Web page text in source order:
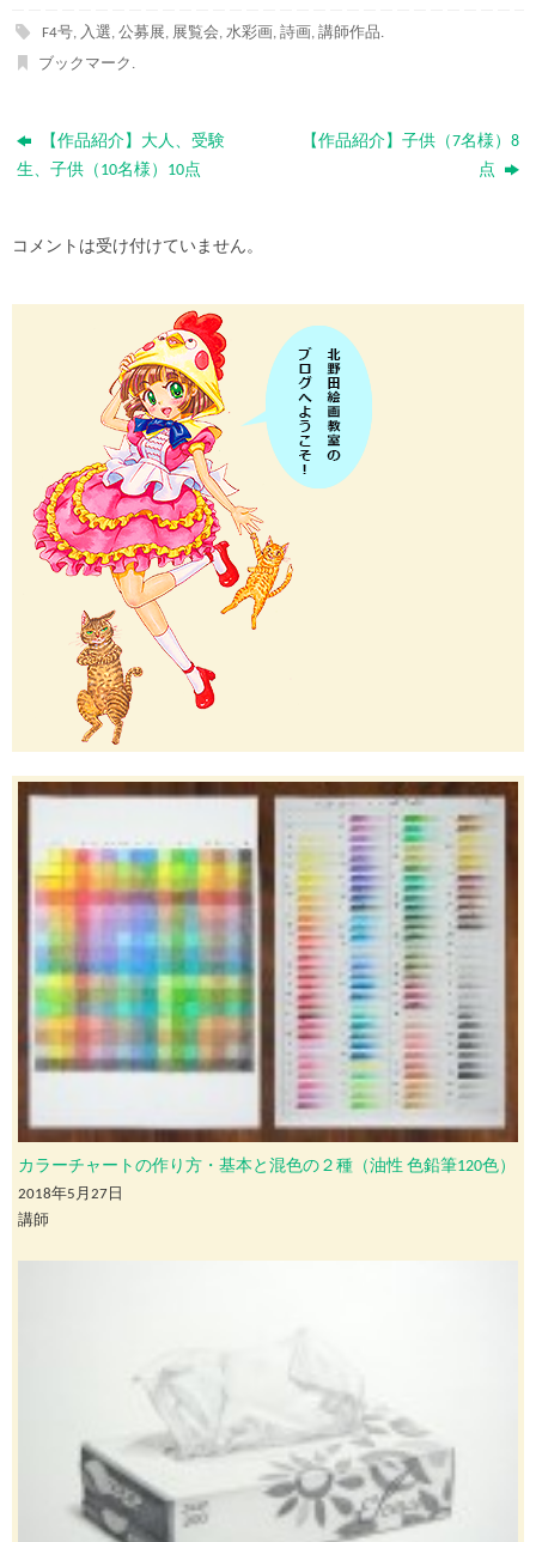
F4号, 入選, 公募展, 展覧会, 水彩画, 詩画, 講師作品.
ブックマーク .
【作品紹介】大人、受験
生、子供（10名様）10点
【作品紹介】子供（7名様）8
点
コメントは受け付けていません。
カラーチャートの作り方・基本と混色の２種（油性 色鉛筆120色）
2018年5月27日
講師